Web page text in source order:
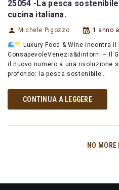
25054 -La pesca
cucina italiana.
Michele Pigozzo 1 anno
Luxury Food & Wine incontra il
ConsapevoleVenezia&dintorni – Il
il nuovo numero a una rivoluzione
profondo: la pesca sostenibile…
CONTINUA A LEGGERE
NO MORE